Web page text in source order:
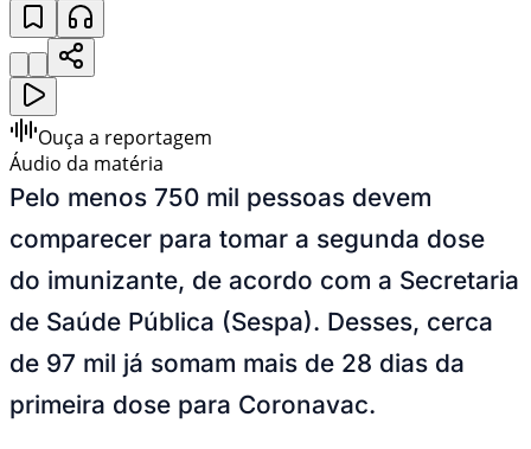
Ouça a reportagem
Áudio da matéria
Pelo menos 750 mil pessoas devem
comparecer para tomar a segunda dose
do imunizante, de acordo com a Secretaria
de Saúde Pública (Sespa). Desses, cerca
de 97 mil já somam mais de 28 dias da
primeira dose para Coronavac.